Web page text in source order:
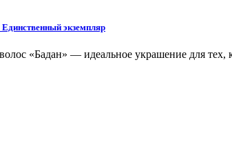
экземпляр
«Бадан» — идеальное украшение для